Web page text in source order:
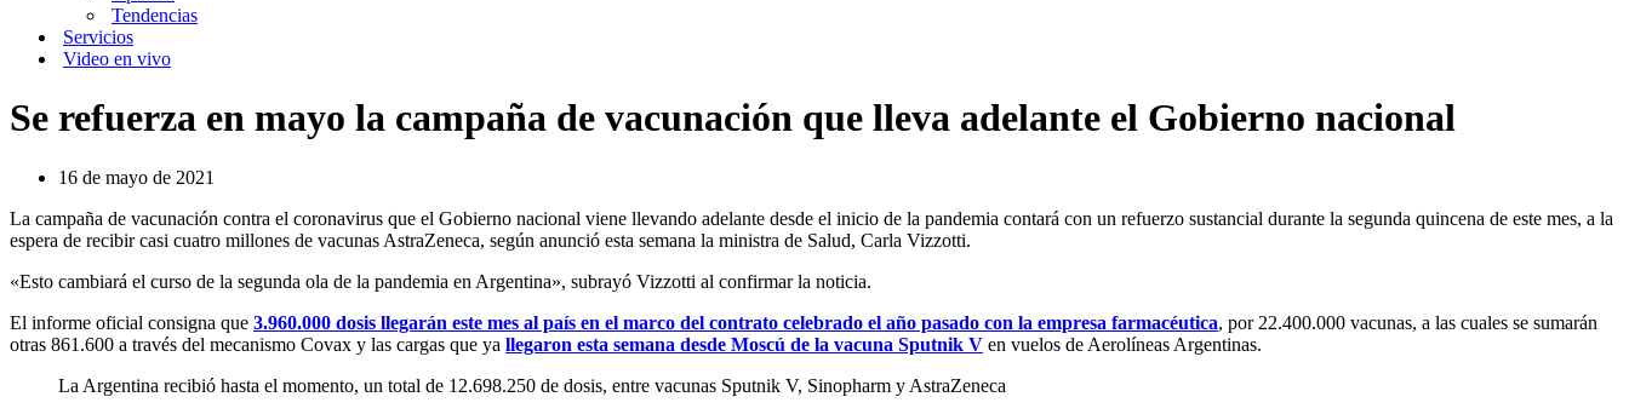
Tendencias
Servicios
Video en vivo
Se refuerza en mayo la campaña de vacunación que lleva adelante el Gobierno nacional
16 de mayo de 2021
La campaña de vacunación contra el coronavirus que el Gobierno nacional viene llevando adelante desde el inicio de la pandemia contará con un refuerzo sustancial durante la segunda quincena de este mes, a la
espera de recibir casi cuatro millones de vacunas AstraZeneca, según anunció esta semana la ministra de Salud, Carla Vizzotti.
«Esto cambiará el curso de la segunda ola de la pandemia en Argentina», subrayó Vizzotti al confirmar la noticia.
El informe oficial consigna que 3.960.000 dosis llegarán este mes al país en el marco del contrato celebrado el año pasado con la empresa farmacéutica, por 22.400.000 vacunas, a las cuales se sumarán
otras 861.600 a través del mecanismo Covax y las cargas que ya llegaron esta semana desde Moscú de la vacuna Sputnik V en vuelos de Aerolíneas Argentinas.
La Argentina recibió hasta el momento, un total de 12.698.250 de dosis, entre vacunas Sputnik V, Sinopharm y AstraZeneca